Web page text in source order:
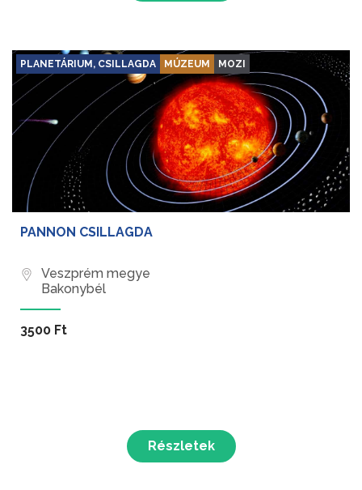
PLANETÁRIUM, CSILLAGDA MÚZEUM MOZI
PANNON CSILLAGDA
Veszprém megye
Bakonybél
3500 Ft
Részletek